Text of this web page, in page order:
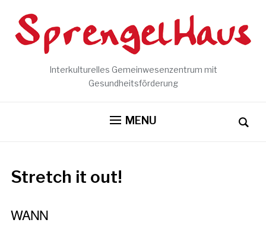
Interkulturelles Gemeinwesenzentrum mit
Gesundheitsförderung
MENU
Stretch it out!
WANN